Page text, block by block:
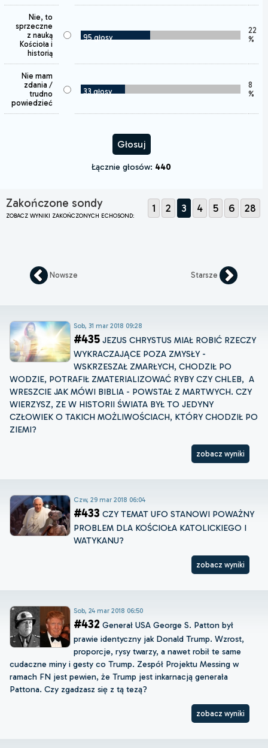
Nie, to
sprzeczne
z nauką
Kościoła i
historią
95 głosy
22
%
Nie mam
zdania /
trudno
powiedzieć
33 głosy
8
%
Łącznie głosów: 440
Zakończone sondy
ZOBACZ WYNIKI ZAKOŃCZONYCH ECHOSOND:
1 2 3 4 5 6 28
Nowsze Starsze
Sob, 31 mar 2018 09:28
#435 JEZUS CHRYSTUS MIAŁ ROBIĆ RZECZY
WYKRACZAJĄCE POZA ZMYSŁY -
WSKRZESZAŁ ZMARŁYCH, CHODZIŁ PO
WODZIE, POTRAFIŁ ZMATERIALIZOWAĆ RYBY CZY CHLEB, A
WRESZCIE JAK MÓWI BIBLIA - POWSTAŁ Z MARTWYCH. CZY
WIERZYSZ, ZE W HISTORII ŚWIATA BYŁ TO JEDYNY
CZŁOWIEK O TAKICH MOŻLIWOŚCIACH, KTÓRY CHODZIŁ PO
ZIEMI?
zobacz wyniki
Czw, 29 mar 2018 06:04
#433 CZY TEMAT UFO STANOWI POWAŻNY
PROBLEM DLA KOŚCIOŁA KATOLICKIEGO I
WATYKANU?
zobacz wyniki
Sob, 24 mar 2018 06:50
#432 Generał USA George S. Patton był
prawie identyczny jak Donald Trump. Wzrost,
proporcje, rysy twarzy, a nawet robił te same
cudaczne miny i gesty co Trump. Zespół Projektu Messing w
ramach FN jest pewien, że Trump jest inkarnacją generała
Pattona. Czy zgadzasz się z tą tezą?
zobacz wyniki